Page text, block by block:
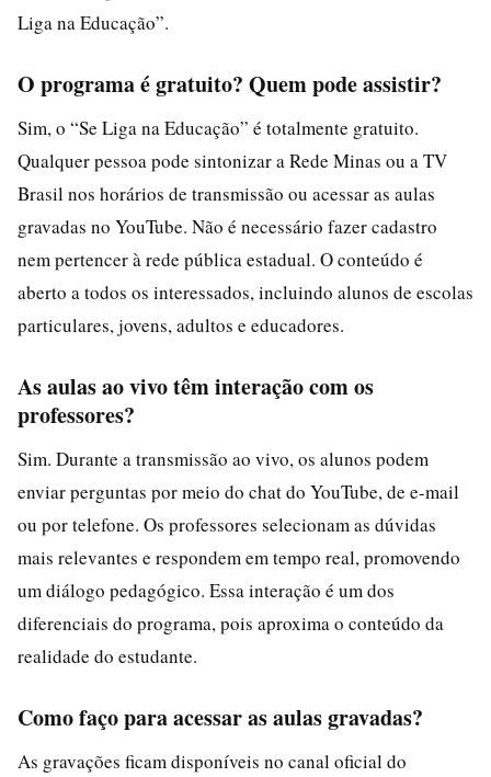
Liga na Educação”.
O programa é gratuito? Quem pode assistir?
Sim, o “Se Liga na Educação” é totalmente gratuito.
Qualquer pessoa pode sintonizar a Rede Minas ou a TV
Brasil nos horários de transmissão ou acessar as aulas
gravadas no YouTube. Não é necessário fazer cadastro
nem pertencer à rede pública estadual. O conteúdo é
aberto a todos os interessados, incluindo alunos de escolas
particulares, jovens, adultos e educadores.
As aulas ao vivo têm interação com os
professores?
Sim. Durante a transmissão ao vivo, os alunos podem
enviar perguntas por meio do chat do YouTube, de e-mail
ou por telefone. Os professores selecionam as dúvidas
mais relevantes e respondem em tempo real, promovendo
um diálogo pedagógico. Essa interação é um dos
diferenciais do programa, pois aproxima o conteúdo da
realidade do estudante.
Como faço para acessar as aulas gravadas?
As gravações ficam disponíveis no canal oficial do